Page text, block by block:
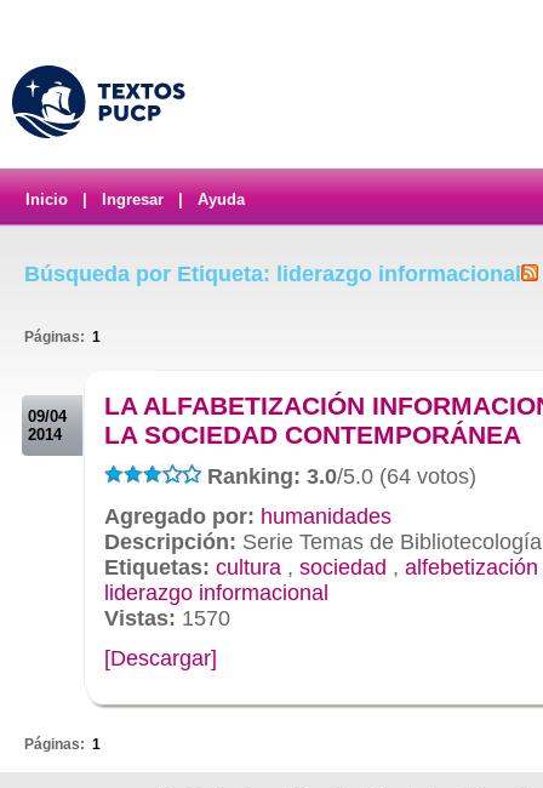
Inicio Ingresar Ayuda
Búsqueda por Etiqueta: liderazgo informacional
Páginas: 1
09/04
2014
LA ALFABETIZACIÓN
LA SOCIEDAD CONTEMPORÁNEA
Ranking: 3.0/5.0 (64 votos)
Agregado por: humanidades
Descripción: Serie Temas de
Etiquetas: cultura , sociedad ,
liderazgo informacional
Vistas: 1570
[Descargar]
Páginas: 1